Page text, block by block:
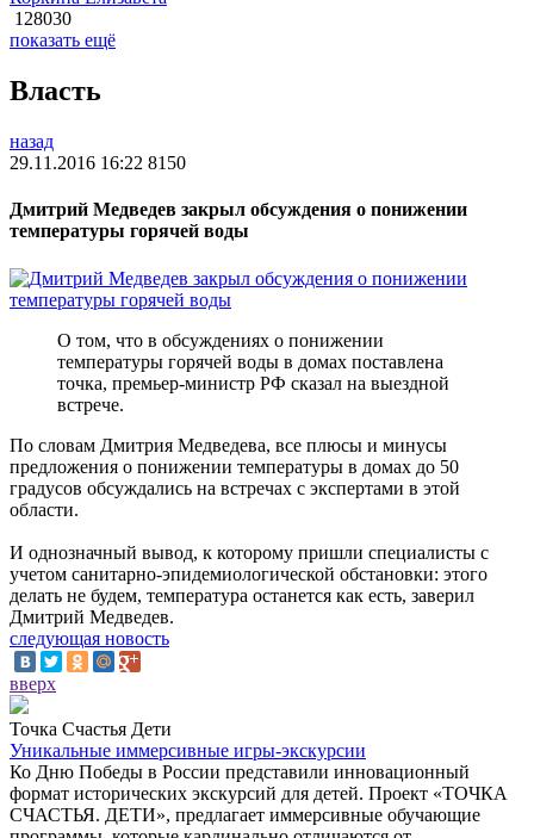
128030
показать ещё
Власть
назад
29.11.2016 16:22 8150
Дмитрий Медведев закрыл обсуждения о понижении
температуры горячей воды
О том, что в обсуждениях о понижении
температуры горячей воды в домах поставлена
точка, премьер-министр РФ сказал на выездной
встрече.
По словам Дмитрия Медведева, все плюсы и минусы
предложения о понижении температуры в домах до 50
градусов обсуждались на встречах с экспертами в этой
области.
И однозначный вывод, к которому пришли специалисты с
учетом санитарно-эпидемиологической обстановки: этого
делать не будем, температура останется как есть, заверил
Дмитрий Медведев.
следующая новость
вверх
Точка Счастья Дети
Уникальные иммерсивные игры-экскурсии
Ко Дню Победы в России представили инновационный
формат исторических экскурсий для детей. Проект «ТОЧКА
СЧАСТЬЯ. ДЕТИ», предлагает иммерсивные обучающие